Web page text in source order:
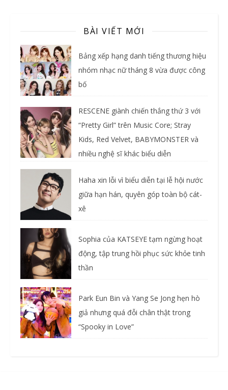
BÀI VIẾT MỚI
Bảng xếp hạng danh tiếng thương hiệu
nhóm nhạc nữ tháng 8 vừa được công
bố
RESCENE giành chiến thắng thứ 3 với
“Pretty Girl” trên Music Core; Stray
Kids, Red Velvet, BABYMONSTER và
nhiều nghệ sĩ khác biểu diễn
Haha xin lỗi vì biểu diễn tại lễ hội nước
giữa hạn hán, quyên góp toàn bộ cát-
xê
Sophia của KATSEYE tạm ngừng hoạt
động, tập trung hồi phục sức khỏe tinh
thần
Park Eun Bin và Yang Se Jong hẹn hò
giả nhưng quá đỗi chân thật trong
“Spooky in Love”